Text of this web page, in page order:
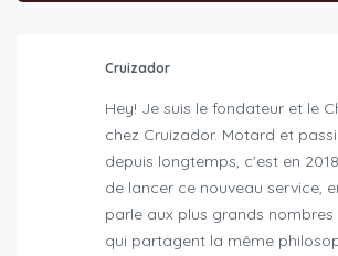
Cruizador
Hey! Je suis le fondateur et le
chez Cruizador. Motard et
depuis longtemps, c'est en
de lancer ce nouveau service,
parle aux plus grands
qui partagent la même